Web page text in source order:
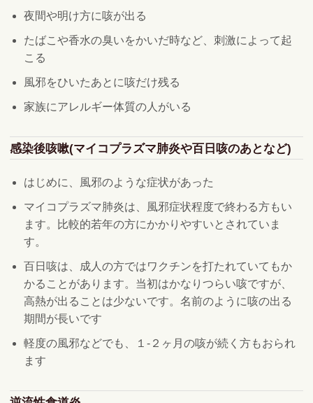
夜間や明け方に咳が出る
たばこや香水の臭いをかいだ時など、刺激によって起
こる
風邪をひいたあとに咳だけ残る
家族にアレルギー体質の人がいる
感染後咳嗽(マイコプラズマ肺炎や百日咳のあとなど)
はじめに、風邪のような症状があった
マイコプラズマ肺炎は、風邪症状程度で終わる方もい
ます。比較的若年の方にかかりやすいとされていま
す。
百日咳は、成人の方ではワクチンを打たれていてもか
かることがあります。当初はかなりつらい咳ですが、
高熱が出ることは少ないです。名前のように咳の出る
期間が長いです
軽度の風邪などでも、１-２ヶ月の咳が続く方もおられ
ます